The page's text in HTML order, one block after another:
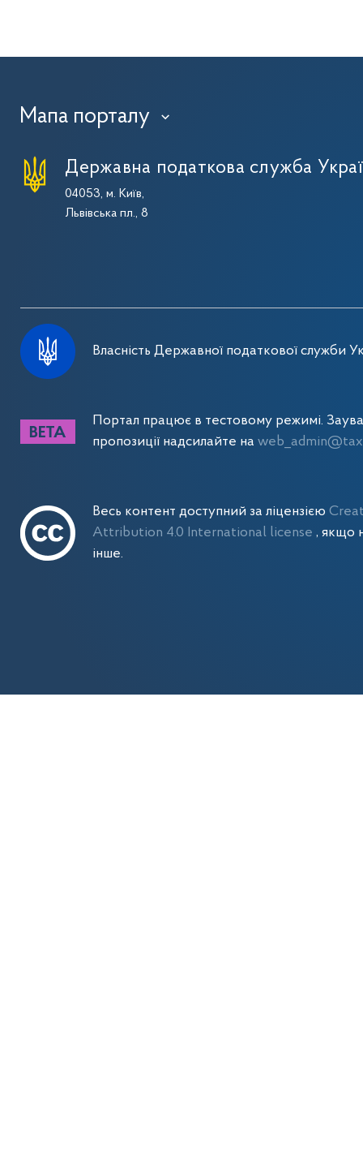
Мапа порталу ›
Державна податкова служба
04053, м. Київ,
Львівська пл., 8
Власність Державної податкової служби
Портал працює в тестовому режимі.
пропозиції надсилайте на
Весь контент доступний за ліцензією
Attribution 4.0 International license, якщо
інше.